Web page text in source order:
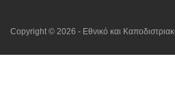
Copyright © 2026 - Εθνικό και